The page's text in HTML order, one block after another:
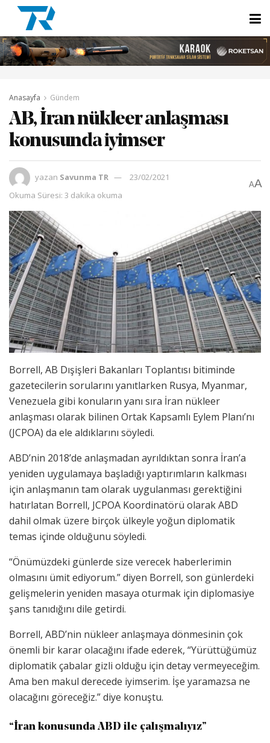
Anasayfa Gündem
AB, İran nükleer anlaşması
konusunda iyimser
yazan Savunma TR
23/02/2021
Okuma Süresi: 3 dakika okuma
AA
Borrell, AB Dışişleri Bakanları Toplantısı bitiminde
gazetecilerin sorularını yanıtlarken Rusya, Myanmar,
Venezuela gibi konuların yanı sıra İran nükleer
anlaşması olarak bilinen Ortak Kapsamlı Eylem Planı’nı
(JCPOA) da ele aldıklarını söyledi.
ABD’nin 2018’de anlaşmadan ayrıldıktan sonra İran’a
yeniden uygulamaya başladığı yaptırımların kalkması
için anlaşmanın tam olarak uygulanması gerektiğini
hatırlatan Borrell, JCPOA Koordinatörü olarak ABD
dahil olmak üzere birçok ülkeyle yoğun diplomatik
temas içinde olduğunu söyledi.
“Önümüzdeki günlerde size verecek haberlerimin
olmasını ümit ediyorum.” diyen Borrell, son günlerdeki
gelişmelerin yeniden masaya oturmak için diplomasiye
şans tanıdığını dile getirdi.
Borrell, ABD’nin nükleer anlaşmaya dönmesinin çok
önemli bir karar olacağını ifade ederek, “Yürüttüğümüz
diplomatik çabalar gizli olduğu için detay vermeyeceğim.
Ama ben makul derecede iyimserim. İşe yaramazsa ne
olacağını göreceğiz.” diye konuştu.
“İran konusunda ABD ile çalışmalıyız”